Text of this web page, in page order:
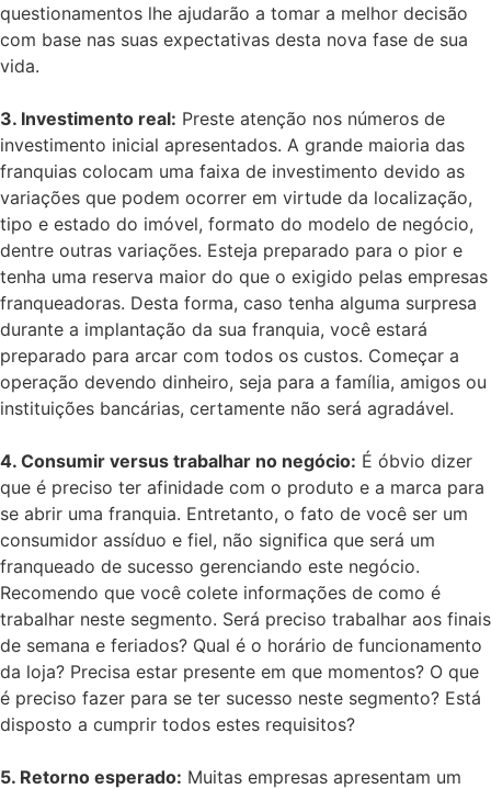
questionamentos lhe ajudarão a tomar a melhor decisão
com base nas suas expectativas desta nova fase de sua
vida.
3. Investimento real: Preste atenção nos números de
investimento inicial apresentados. A grande maioria das
franquias colocam uma faixa de investimento devido as
variações que podem ocorrer em virtude da localização,
tipo e estado do imóvel, formato do modelo de negócio,
dentre outras variações. Esteja preparado para o pior e
tenha uma reserva maior do que o exigido pelas empresas
franqueadoras. Desta forma, caso tenha alguma surpresa
durante a implantação da sua franquia, você estará
preparado para arcar com todos os custos. Começar a
operação devendo dinheiro, seja para a família, amigos ou
instituições bancárias, certamente não será agradável.
4. Consumir versus trabalhar no negócio: É óbvio dizer
que é preciso ter afinidade com o produto e a marca para
se abrir uma franquia. Entretanto, o fato de você ser um
consumidor assíduo e fiel, não significa que será um
franqueado de sucesso gerenciando este negócio.
Recomendo que você colete informações de como é
trabalhar neste segmento. Será preciso trabalhar aos finais
de semana e feriados? Qual é o horário de funcionamento
da loja? Precisa estar presente em que momentos? O que
é preciso fazer para se ter sucesso neste segmento? Está
disposto a cumprir todos estes requisitos?
5. Retorno esperado: Muitas empresas apresentam um